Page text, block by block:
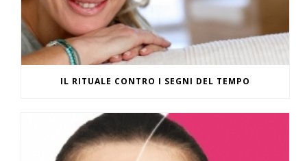
IL RITUALE CONTRO I SEGNI DEL TEMPO